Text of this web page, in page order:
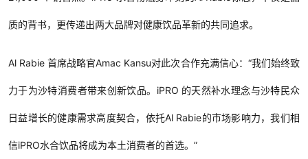
质的背书，更传递出两大品牌对健康饮品革新的共同追求。
Al Rabie 首席战略官Amac Kansu对此次合作充满信心：“我们始终致
力于为沙特消费者带来创新饮品。iPRO 的天然补水理念与沙特民众
日益增长的健康需求高度契合，依托Al Rabie的市场影响力，我们相
信iPRO水合饮品将成为本土消费者的首选。”